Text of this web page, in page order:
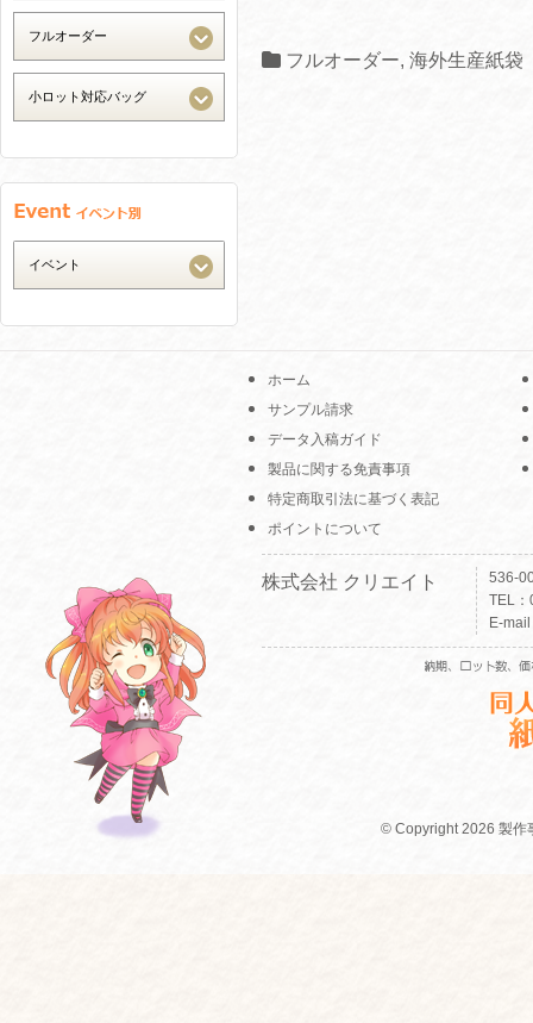
フルオーダー, 海外生産紙袋
ホーム
サンプル請求
データ入稿ガイド
製品に関する免責事項
特定商取引法に基づく表記
ポイントについて
株式会社 クリエイト
536-
TEL
E-
© Copyright 2026 製作